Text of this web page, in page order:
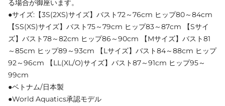
る場合が御座います。
●サイズ:【3S(2XS)サイズ】バスト72～76cm ヒップ80～84cm
【SS(XS)サイズ】バスト75～79cm ヒップ83～87cm 【Sサイ
ズ】バスト78～82cm ヒップ86～90cm 【Mサイズ】バスト81
～85cm ヒップ89～93cm 【Lサイズ】バスト84～88cm ヒップ
92～96cm 【LL(XL/O)サイズ】バスト87～91cm ヒップ95～
99cm
●ベトナム/日本製
●World Aquatics承認モデル